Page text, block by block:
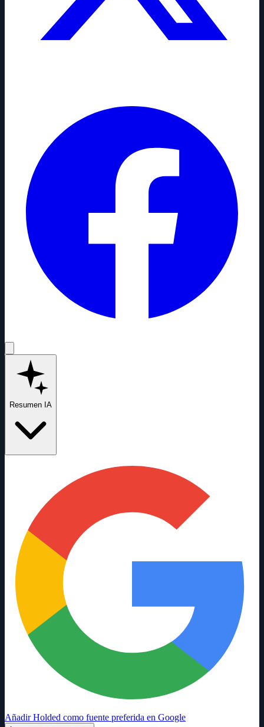
Resumen IA
Añadir Holded como fuente preferida en Google